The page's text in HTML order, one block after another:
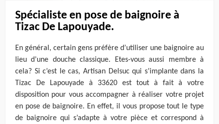
Spécialiste en pose de baignoire à
Tizac De Lapouyade.
En général, certain gens préfère d’utiliser une baignoire au
lieu d’une douche classique. Etes-vous aussi membre à
cela? Si c’est le cas, Artisan Delsuc qui s’implante dans la
Tizac De Lapouyade à 33620 est tout à fait à votre
disposition pour vous accompagner à réaliser votre projet
en pose de baignoire. En effet, il vous propose tout le type
de baignoire qui s’adapte à votre pièce et correspond à